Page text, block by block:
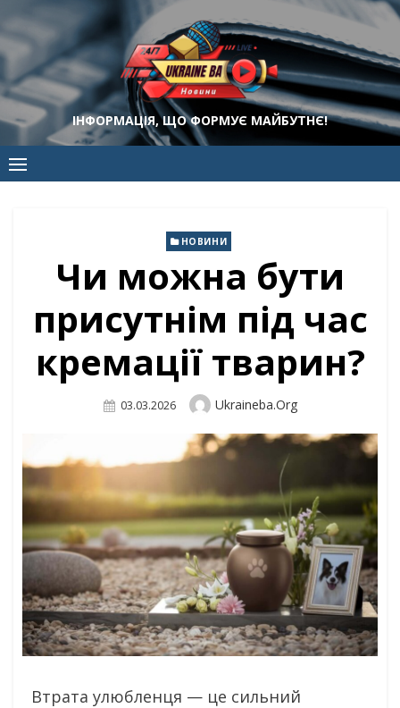
to
content
ІНФОРМАЦІЯ, ЩО ФОРМУЄ МАЙБУТНЄ!
НОВИНИ
Чи можна бути
присутнім під час
кремації тварин?
Posted
03.03.2026 Author
Ukraineba.org
Втрата улюбленця — це сильний